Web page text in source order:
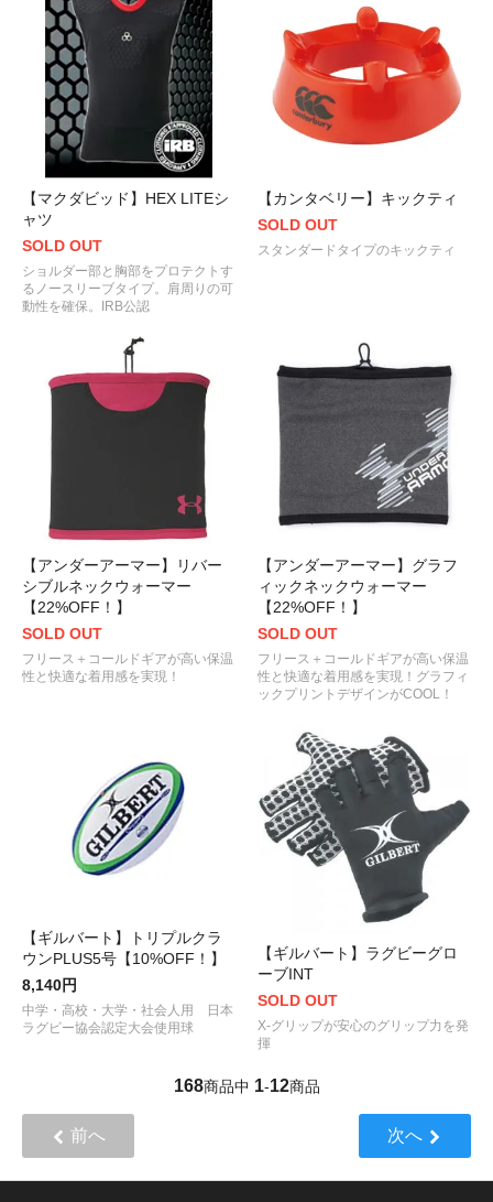
【マクダビッド】HEX LITEシ
ャツ
SOLD OUT
ショルダー部と胸部をプロテクトす
るノースリーブタイプ。肩周りの可
動性を確保。IRB公認
【カンタベリー】キックティ
SOLD OUT
スタンダードタイプのキックティ
【アンダーアーマー】リバー
シブルネックウォーマー
【22%OFF！】
SOLD OUT
フリース＋コールドギアが高い保温
性と快適な着用感を実現！
【アンダーアーマー】グラフ
ィックネックウォーマー
【22%OFF！】
SOLD OUT
フリース＋コールドギアが高い保温
性と快適な着用感を実現！グラフィ
ックプリントデザインがCOOL！
【ギルバート】トリプルクラ
ウンPLUS5号【10%OFF！】
8,140円
中学・高校・大学・社会人用 日本
ラグビー協会認定大会使用球
【ギルバート】ラグビーグロ
ーブINT
SOLD OUT
X-グリップが安心のグリップ力を発
揮
168商品中 1-12商品
前へ 次へ